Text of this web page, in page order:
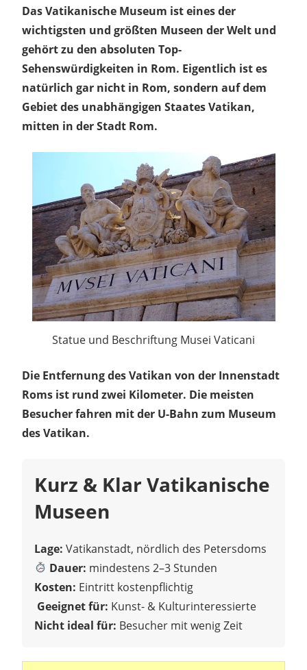
Das Vatikanische Museum ist eines der
wichtigsten und größten Museen der Welt und
gehört zu den absoluten Top-
Sehenswürdigkeiten in Rom. Eigentlich ist es
natürlich gar nicht in Rom, sondern auf dem
Gebiet des unabhängigen Staates Vatikan,
mitten in der Stadt Rom.
Statue und Beschriftung Musei Vaticani
Die Entfernung des Vatikan von der Innenstadt
Roms ist rund zwei Kilometer. Die meisten
Besucher fahren mit der U-Bahn zum Museum
des Vatikan.
Kurz & Klar Vatikanische
Museen
Lage: Vatikanstadt, nördlich des Petersdoms
Dauer: mindestens 2–3 Stunden
Kosten: Eintritt kostenpflichtig
Geeignet für: Kunst- & Kulturinteressierte
Nicht ideal für: Besucher mit wenig Zeit